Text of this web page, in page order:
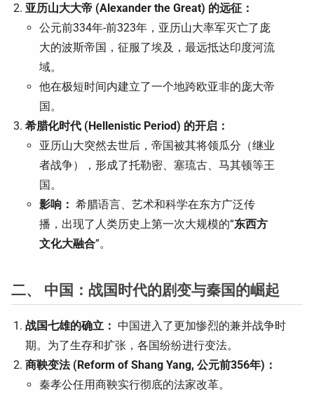
亚历山大大帝 (Alexander the Great) 的远征：
公元前334年-前323年，亚历山大率军灭亡了庞
大的波斯帝国，征服了埃及，最远抵达印度河流
域。
他在极短时间内建立了一个地跨欧亚非的庞大帝
国。
希腊化时代 (Hellenistic Period) 的开启：
亚历山大突然去世后，帝国被其将领瓜分（继业
者战争），形成了托勒密、塞琉古、马其顿等王
国。
影响： 希腊语言、艺术和科学在东方广泛传
播，出现了人类历史上第一次大规模的“东西方
文化大融合”。
二、 中国：战国时代的剧变与秦国的崛起
战国七雄的确立： 中国进入了更加惨烈的兼并战争时
期。为了生存和扩张，各国纷纷进行变法。
商鞅变法 (Reform of Shang Yang, 公元前356年)：
秦孝公任用商鞅实行彻底的法家改革。